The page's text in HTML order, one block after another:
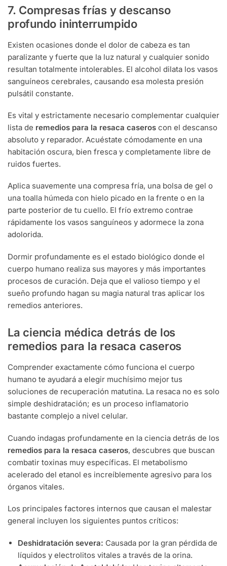
7. Compresas frías y descanso
profundo ininterrumpido
Existen ocasiones donde el dolor de cabeza es tan
paralizante y fuerte que la luz natural y cualquier sonido
resultan totalmente intolerables. El alcohol dilata los vasos
sanguíneos cerebrales, causando esa molesta presión
pulsátil constante.
Es vital y estrictamente necesario complementar cualquier
lista de remedios para la resaca caseros con el descanso
absoluto y reparador. Acuéstate cómodamente en una
habitación oscura, bien fresca y completamente libre de
ruidos fuertes.
Aplica suavemente una compresa fría, una bolsa de gel o
una toalla húmeda con hielo picado en la frente o en la
parte posterior de tu cuello. El frío extremo contrae
rápidamente los vasos sanguíneos y adormece la zona
adolorida.
Dormir profundamente es el estado biológico donde el
cuerpo humano realiza sus mayores y más importantes
procesos de curación. Deja que el valioso tiempo y el
sueño profundo hagan su magia natural tras aplicar los
remedios anteriores.
La ciencia médica detrás de los
remedios para la resaca caseros
Comprender exactamente cómo funciona el cuerpo
humano te ayudará a elegir muchísimo mejor tus
soluciones de recuperación matutina. La resaca no es solo
simple deshidratación; es un proceso inflamatorio
bastante complejo a nivel celular.
Cuando indagas profundamente en la ciencia detrás de los
remedios para la resaca caseros, descubres que buscan
combatir toxinas muy específicas. El metabolismo
acelerado del etanol es increíblemente agresivo para los
órganos vitales.
Los principales factores internos que causan el malestar
general incluyen los siguientes puntos críticos:
Deshidratación severa: Causada por la gran pérdida de
líquidos y electrolitos vitales a través de la orina.